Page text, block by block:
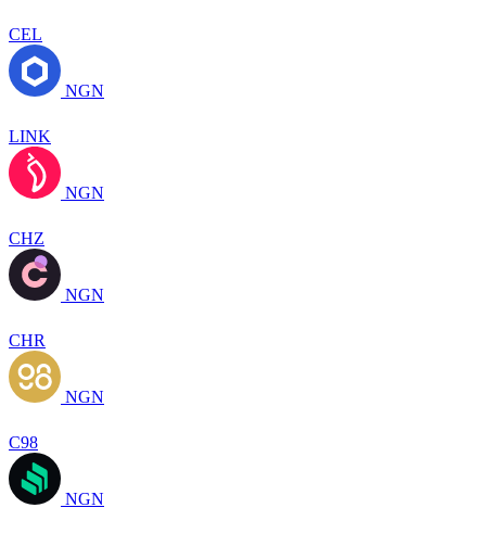
CEL
NGN
LINK
NGN
CHZ
NGN
CHR
NGN
C98
NGN